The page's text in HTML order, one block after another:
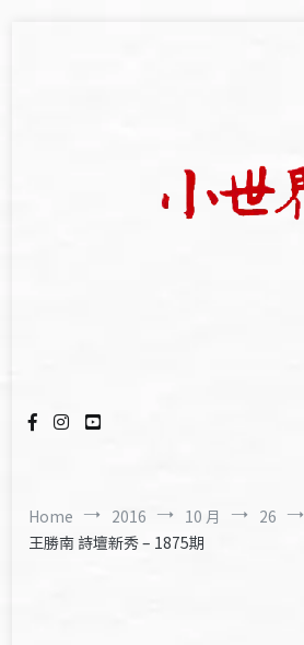
Home 2016 10 月
26
王勝南 詩壇新秀 – 1875期